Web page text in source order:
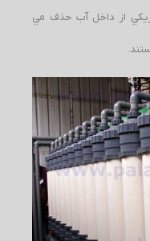
از داخل آب حذف مي